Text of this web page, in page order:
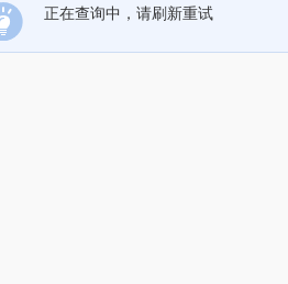
正在查询中，请刷新重试